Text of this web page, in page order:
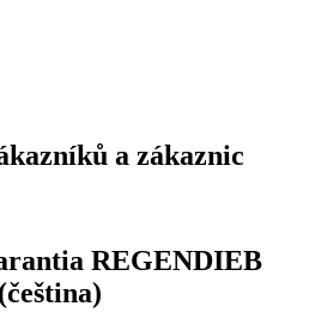
a zákaznic
REGENDIEB